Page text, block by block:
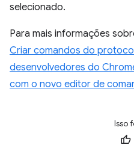
selecionado.
Para mais informações
Criar comandos do
desenvolvedores do
com o novo editor de
Isso